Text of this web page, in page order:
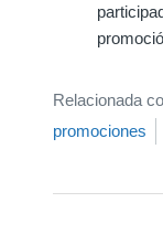
Relacionada
promociones